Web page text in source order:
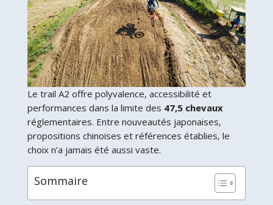
Le trail A2 offre polyvalence, accessibilité et
performances dans la limite des 47,5 chevaux
réglementaires. Entre nouveautés japonaises,
propositions chinoises et références établies, le
choix n’a jamais été aussi vaste.
Sommaire